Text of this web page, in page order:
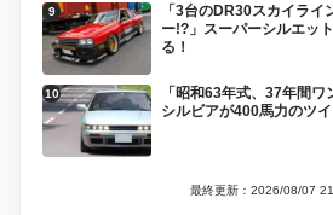
「3台のDR30スカイラ
ー!?」スーパーシルエッ
る！
「昭和63年式、37年間
シルビアが400馬力のツ
最終更新：2026/08/07